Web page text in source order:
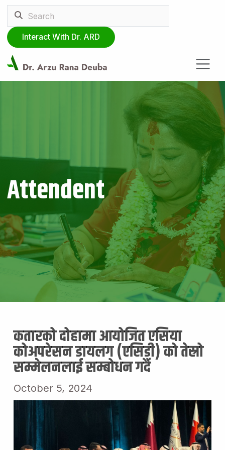
Interact With Dr. ARD
Attendent
कतारको दोहामा आयोजित एसिया
कोअपरेसन डायलग (एसिडी) को तेस्रो
सम्मेलनलाई सम्बोधन गर्दै
October 5, 2024